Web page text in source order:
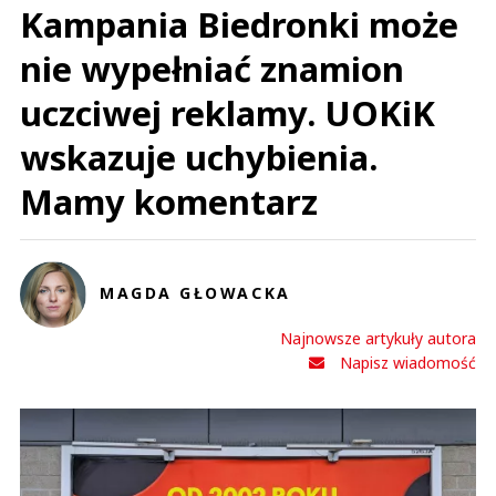
Kampania Biedronki może
nie wypełniać znamion
uczciwej reklamy. UOKiK
wskazuje uchybienia.
Mamy komentarz
MAGDA GŁOWACKA
Najnowsze artykuły autora
Napisz wiadomość